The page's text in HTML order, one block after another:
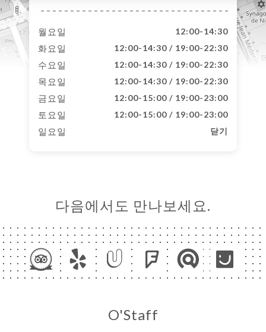
월요일 12:00-14:30
화요일 12:00-14:30 / 19:00-22:30
수요일 12:00-14:30 / 19:00-22:30
목요일 12:00-14:30 / 19:00-22:30
금요일 12:00-15:00 / 19:00-23:00
토요일 12:00-15:00 / 19:00-23:00
일요일 닫기
다음에서도 만나보세요.
O'Staff